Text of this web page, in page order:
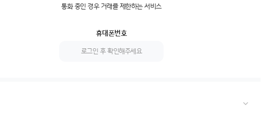
통화 중인 경우 거래를 제한하는 서비스
휴대폰번호
로그인 후 확인해주세요